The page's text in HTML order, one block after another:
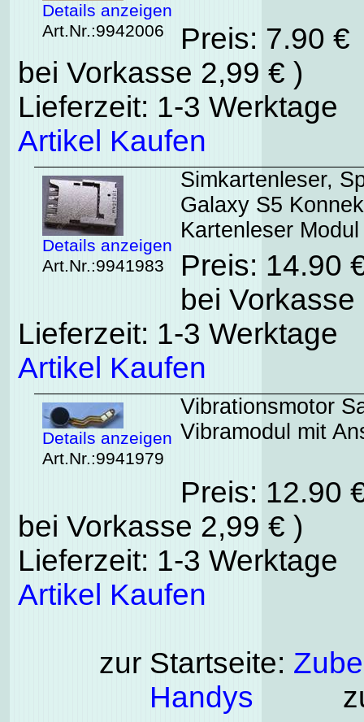
Details anzeigen
Art.Nr.:9942006
Preis: 7.90
bei Vorkasse 2,99 € )
Lieferzeit: 1-3 Werktage
Artikel Kaufen
Details anzeigen
Art.Nr.:9941983
Simkartenleser,
Galaxy S5
Kartenleser Modul
Preis: 14.90
bei
Lieferzeit: 1-3 Werktage
Artikel Kaufen
Details anzeigen
Art.Nr.:9941979
Vibrationsmotor
Vibramodul mit
Preis: 12.90
bei Vorkasse 2,99 € )
Lieferzeit: 1-3 Werktage
Artikel Kaufen
zur Startseite:
Handys